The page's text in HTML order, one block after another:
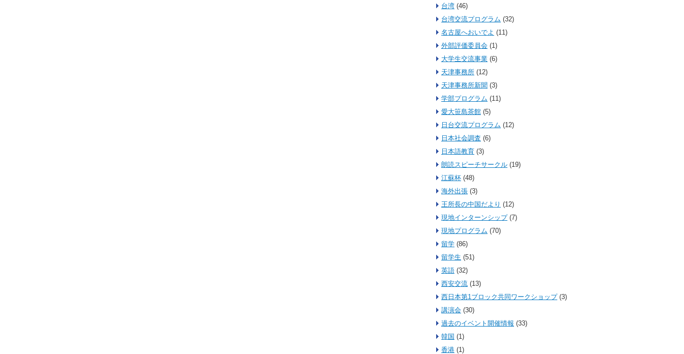
台湾 (46)
台湾交流プログラム (32)
名古屋へおいでよ (11)
外部評価委員会 (1)
大学生交流事業 (6)
天津事務所 (12)
天津事務所新聞 (3)
学部プログラム (11)
愛大笹島茶館 (5)
日台交流プログラム (12)
日本社会調査 (6)
日本語教育 (3)
朗読スピーチサークル (19)
江蘇杯 (48)
海外出張 (3)
王所長の中国だより (12)
現地インターンシップ(7)
現地プログラム (70)
留学 (86)
留学生 (51)
英語 (32)
西安交流 (13)
西日本第1ブロック共同ワークショップ(3)
講演会 (30)
過去のイベント開催情報 (33)
韓国 (1)
香港 (1)